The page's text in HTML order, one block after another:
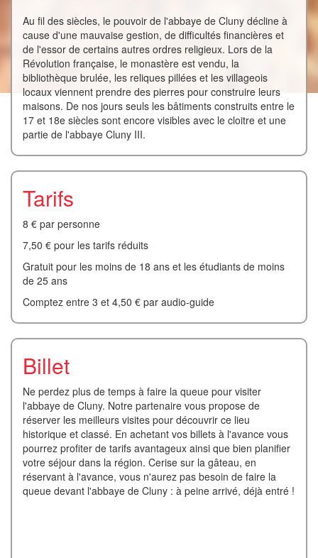
Au fil des siècles, le pouvoir de l'abbaye de Cluny décline à
cause d'une mauvaise gestion, de difficultés financières et
de l'essor de certains autres ordres religieux. Lors de la
Révolution française, le monastère est vendu, la
bibliothèque brulée, les reliques pillées et les villageois
locaux viennent prendre des pierres pour construire leurs
maisons. De nos jours seuls les bâtiments construits entre le
17 et 18e siècles sont encore visibles avec le cloitre et une
partie de l'abbaye Cluny III.
Tarifs
8 € par personne
7,50 € pour les tarifs réduits
Gratuit pour les moins de 18 ans et les étudiants de moins
de 25 ans
Comptez entre 3 et 4,50 € par audio-guide
Billet
Ne perdez plus de temps à faire la queue pour visiter
l'abbaye de Cluny. Notre partenaire vous propose de
réserver les meilleurs visites pour découvrir ce lieu
historique et classé. En achetant vos billets à l'avance vous
pourrez profiter de tarifs avantageux ainsi que bien planifier
votre séjour dans la région. Cerise sur la gâteau, en
réservant à l'avance, vous n'aurez pas besoin de faire la
queue devant l'abbaye de Cluny : à peine arrivé, déjà entré !